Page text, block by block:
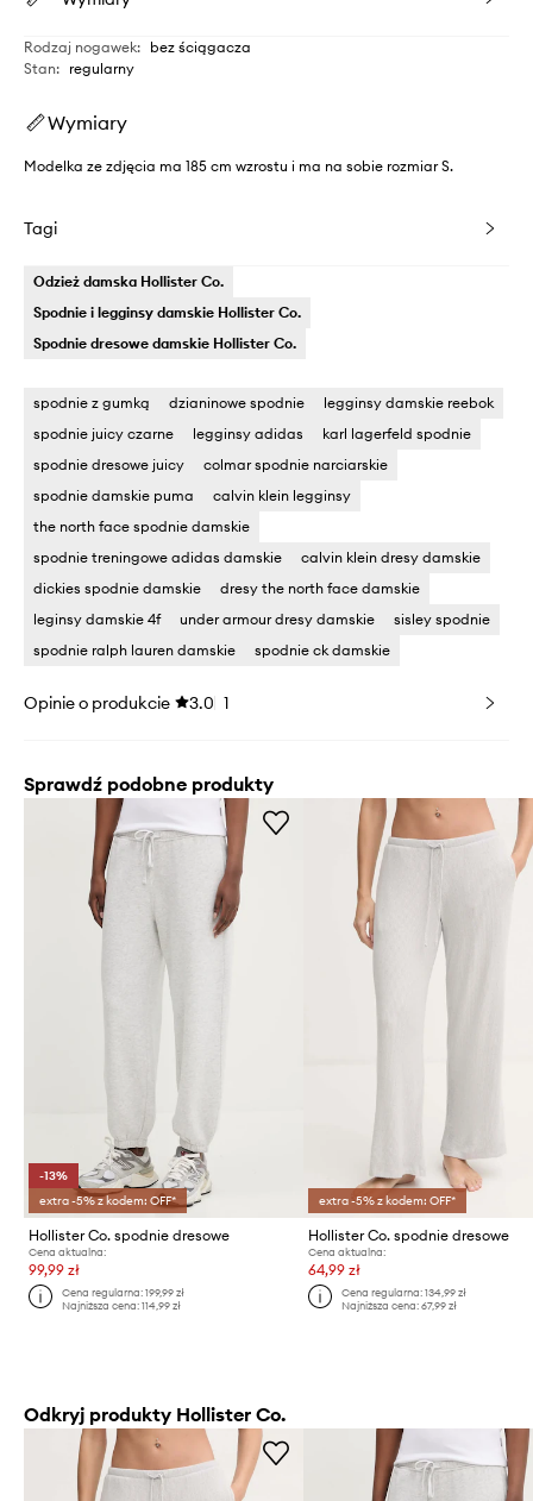
Rodzaj nogawek: bez ściągacza
Stan: regularny
Wymiary
Modelka ze zdjęcia ma 185 cm wzrostu i ma na sobie rozmiar S.
Tagi
Odzież damska Hollister Co.
Spodnie i legginsy damskie Hollister Co.
Spodnie dresowe damskie Hollister Co.
spodnie z gumką dzianinowe spodnie
legginsy damskie reebok
spodnie juicy czarne
legginsy adidas
karl lagerfeld spodnie
spodnie dresowe juicy
colmar spodnie narciarskie
spodnie damskie puma
calvin klein legginsy
the north face spodnie damskie
spodnie treningowe adidas damskie
calvin klein dresy damskie
dickies spodnie damskie
dresy the north face damskie
leginsy damskie 4f
under armour dresy damskie
sisley spodnie
spodnie ralph lauren damskie
spodnie ck damskie
Opinie o produkcie 3.0 1
Sprawdź podobne produkty
-13%
extra -5% z kodem: OFF*
Hollister Co. spodnie dresowe
Cena aktualna:
99,99 zł
Cena regularna:199,99 zł
Najniższa cena:114,99 zł
extra -5% z kodem: OFF*
Hollister Co. spodnie dresowe
Cena aktualna:
64,99 zł
Cena regularna: 134,99 zł
Najniższa cena: 67,99 zł
Odkryj produkty Hollister Co.